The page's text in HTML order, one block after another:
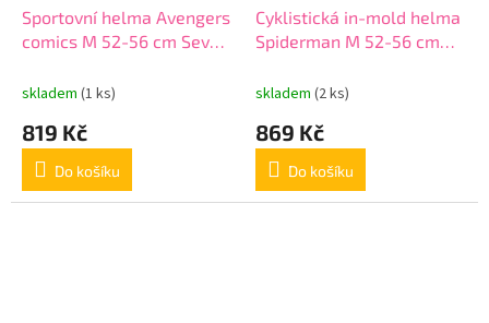
Sportovní helma Avengers
comics M 52-56 cm Seven
skladem (1 ks)
819 Kč
Do košíku
Cyklistická in-mold helma
Spiderman M 52-56 cm
skladem (2 ks)
869 Kč
Do košíku